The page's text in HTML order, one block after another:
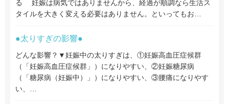
る 妊娠は病気ではありませんから、経過が順調なら生活ス
タイルを大きく変える必要はありません。といってもお…
●太りすぎの影響●
どんな影響？▼妊娠中の太りすぎは、①妊娠高血圧症候群
（「妊娠高血圧症候群」）になりやすい、②妊娠糖尿病
（「糖尿病（妊娠中）」）になりやすい、③腰痛になりやす
い、…